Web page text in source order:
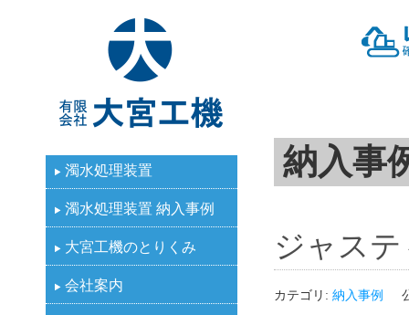
有限会社大宮工機
濁水処理装置
濁水処理装置 納入事例
大宮工機のとりくみ
会社案内
納入事
ジャス
カテゴリ: 納入事例